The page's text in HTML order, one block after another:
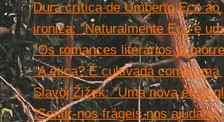
Dura crítica de Umberto Eco
ironiza: "Naturalmente Eco é
"Os romances literários já
“A ética? É cultivada como uma
Slavoj Žižek: “Uma nova ética
“Sentir-nos frágeis nos